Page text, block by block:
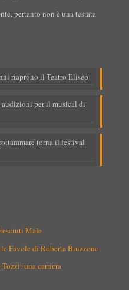
pertanto non è una testata
riaprono il Teatro Eliseo
per il musical di
torna il festival
Male
Favole di Roberta Bruzzone
una carriera